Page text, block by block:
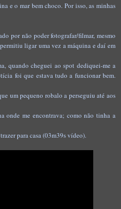
e o mar bem choco. Por isso, as minhas
por não poder fotografar/filmar, mesmo
ligar uma vez a máquina e daí em
quando cheguei ao spot dediquei-me a
foi que estava tudo a funcionar bem.
um pequeno robalo a perseguiu até aos
onde me encontrava; como não tinha a
para casa (03m39s vídeo).